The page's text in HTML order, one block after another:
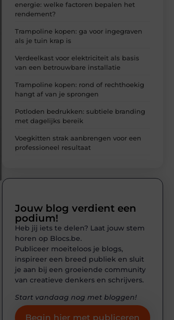
energie: welke factoren bepalen het
rendement?
Trampoline kopen: ga voor ingegraven
als je tuin krap is
Verdeelkast voor elektriciteit als basis
van een betrouwbare installatie
Trampoline kopen: rond of rechthoekig
hangt af van je sprongen
Potloden bedrukken: subtiele branding
met dagelijks bereik
Voegkitten strak aanbrengen voor een
professioneel resultaat
Jouw blog verdient een
podium!
Heb jij iets te delen? Laat jouw stem
horen op Blocs.be.
Publiceer moeiteloos je blogs,
inspireer een breed publiek en sluit
je aan bij een groeiende community
van creatieve denkers en schrijvers.
Start vandaag nog met bloggen!
Begin hier met publiceren